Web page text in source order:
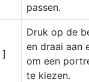
passen.
]
Druk op de
en draai aan
om een
te kiezen.